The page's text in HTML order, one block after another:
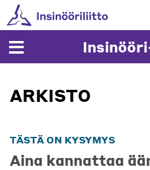
Skip
to
content
ARKISTO
TÄSTÄ ON KYSYMYS
Aina kannattaa